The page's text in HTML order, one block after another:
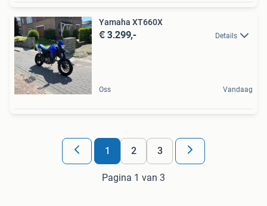
Yamaha XT660X
€ 3.299,- Details
Oss Vandaag
1 2 3
Pagina 1 van 3